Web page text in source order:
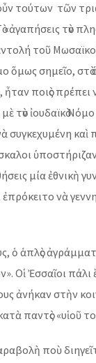
τούτων τῶν
«ἀγαπήσεις τὸν
τοῦ
ὅμως σημεῖο,
ποιὸς πρέπει
τὸν ἰουδαϊκὸ
συγκεχυμένη καὶ
ὑποστήριζαν
μία ἐθνικὴ
νὰ
ὁ ἁπλὸς
Οἱ Ἐσσαῖοι
ἀνήκαν στὴν
παντὸς «υἱοῦ
ποὺ